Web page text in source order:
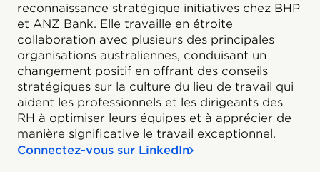
reconnaissance stratégique initiatives chez BHP
et ANZ Bank. Elle travaille en étroite
collaboration avec plusieurs des principales
organisations australiennes, conduisant un
changement positif en offrant des conseils
stratégiques sur la culture du lieu de travail qui
aident les professionnels et les dirigeants des
RH à optimiser leurs équipes et à apprécier de
manière significative le travail exceptionnel.
Connectez-vous sur LinkedIn